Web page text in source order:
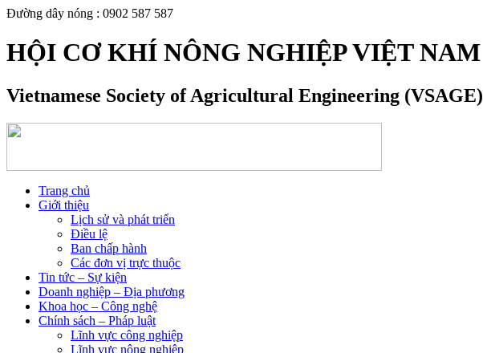
Đường dây nóng : 0902 587 587
HỘI CƠ KHÍ NÔNG NGHIỆP VIỆT NAM
Vietnamese Society of Agricultural Engineering (VSAGE)
Trang chủ
Giới thiệu
Lịch sử và phát triển
Điều lệ
Ban chấp hành
Các đơn vị trực thuộc
Tin tức – Sự kiện
Doanh nghiệp – Địa phương
Khoa học – Công nghệ
Chính sách – Pháp luật
Lĩnh vực công nghiệp
Lĩnh vực nông nghiệp